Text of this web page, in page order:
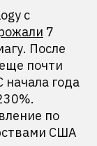
с
7
После
почти
начала года
по
США